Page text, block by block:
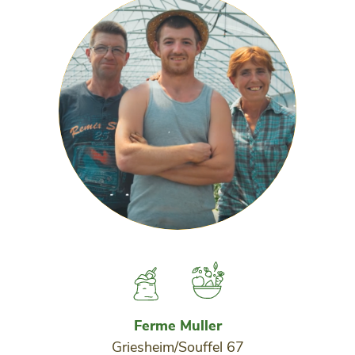
Ferme Muller
Griesheim/Souffel 67